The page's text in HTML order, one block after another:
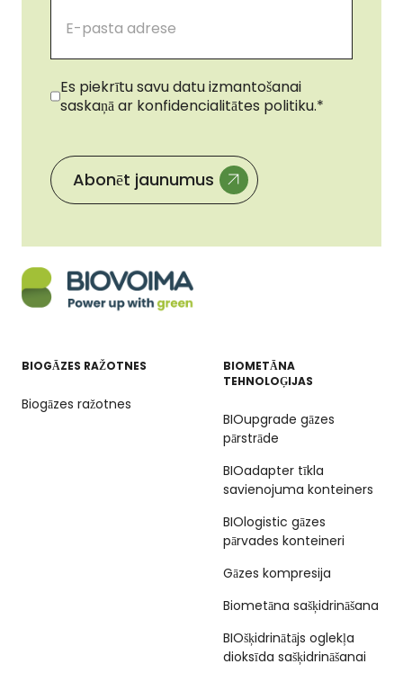
Piekrišana*
Es piekrītu savu datu izmantošanai
saskaņā ar konfidencialitātes politiku.*
Abonēt jaunumus
BIOGĀZES RAŽOTNES
Biogāzes ražotnes
BIOMETĀNA
TEHNOLOĢIJAS
BIOupgrade gāzes
pārstrāde
BIOadapter tīkla
savienojuma konteiners
BIOlogistic gāzes
pārvades konteineri
Gāzes kompresija
Biometāna sašķidrināšana
BIOšķidrinātājs oglekļa
dioksīda sašķidrināšanai